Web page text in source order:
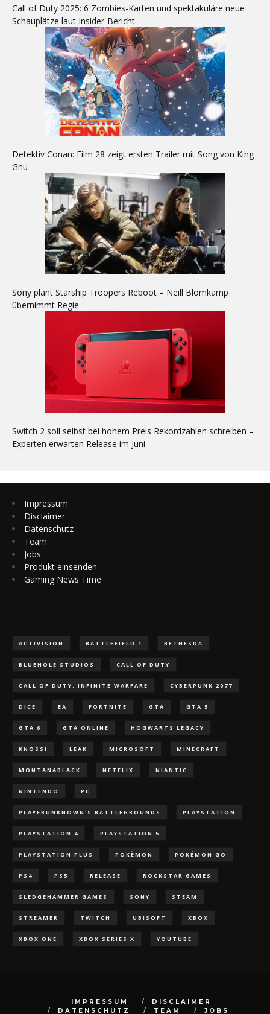
Call of Duty 2025: 6 Zombies-Karten und spektakuläre neue
Schauplätze laut Insider-Bericht
Detektiv Conan: Film 28 zeigt ersten Trailer mit Song von King
Gnu
Sony plant Starship Troopers Reboot – Neill Blomkamp
übernimmt Regie
Switch 2 soll selbst bei hohem Preis Rekordzahlen schreiben –
Experten erwarten Release im Juni
Impressum
Disclaimer
Datenschutz
Team
Jobs
Produkt einsenden
Gaming News Time
ACTIVISION BATTLEFIELD 1 BETHESDA
BLUEHOLE STUDIOS CALL OF DUTY
CALL OF DUTY: INFINITE WARFARE CYBERPUNK 2077
DICE EA FORTNITE GTA GTA 5
GTA 6 GTA ONLINE HOGWARTS LEGACY
KNOSSI LEAK MICROSOFT MINECRAFT
MONTANABLACK NETFLIX NIANTIC
NINTENDO PC
PLAYERUNKNOWN'S BATTLEGROUNDS PLAYSTATION
PLAYSTATION 4 PLAYSTATION 5
PLAYSTATION PLUS POKÈMON POKÉMON GO
PS4 PS5 RELEASE ROCKSTAR GAMES
SLEDGEHAMMER GAMES SONY STEAM
STREAMER TWITCH UBISOFT XBOX
XBOX ONE XBOX SERIES X YOUTUBE
IMPRESSUM
DISCLAIMER
DATENSCHUTZ
TEAM JOBS